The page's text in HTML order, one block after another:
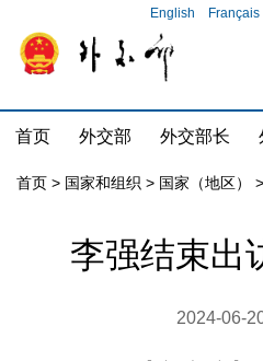
English Français
首页 外交部 外交部长
首页 > 国家和组织 > 国家（地区） >
李强结束出
2024-06-